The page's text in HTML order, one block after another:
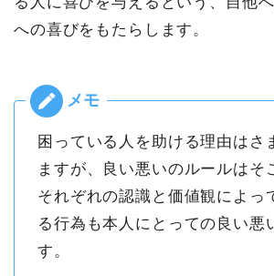
への喜びをもたらします。
困っている人を助ける理由はさ
ますが、良い悪いのルールはそ
それぞれの認識と価値観によっ
る行為も本人にとっての良い悪
す。